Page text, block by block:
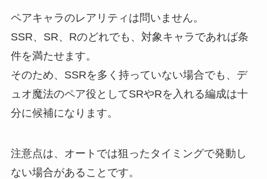
ペアキャラのレアリティは問いません。
SSR、SR、Rのどれでも、対象キャラであれば条
件を満たせます。
そのため、SSRを多く持っていない場合でも、デ
ュオ魔法のペア役としてSRやRを入れる編成は十
分に候補になります。
注意点は、オートでは狙ったタイミングで発動し
ない場合があることです。